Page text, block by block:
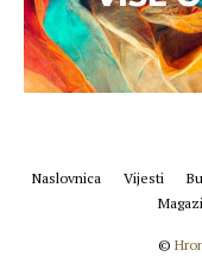
Naslovnica Vijesti
©